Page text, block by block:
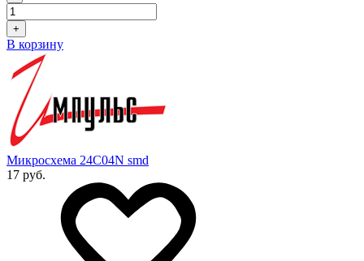
+
В корзину
Микросхема 24C04N smd
17 руб.